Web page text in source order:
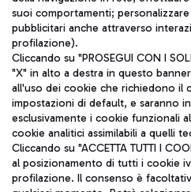
Pizza
Autobus
Scopri le linee di autobus per
Leonardo Da Vinci.
Aeroporti di Roma S.p.A. - Società
coordinamento di Mundys S.p.A.
Codice fiscale e Registro delle
IVA 06572251004
suoi comportamenti;
pubblicitari anche attraverso
profilazione).
Cliccando su "PROSEGUI CON I
"X" in alto a destra in questo
all'uso dei cookie che richiedono il
impostazioni di default, e saranno
esclusivamente i cookie funzionali
cookie analitici assimilabili a quelli
Cliccando su "ACCETTA TUTTI I
al posizionamento di tutti i cookie
profilazione. Il consenso è